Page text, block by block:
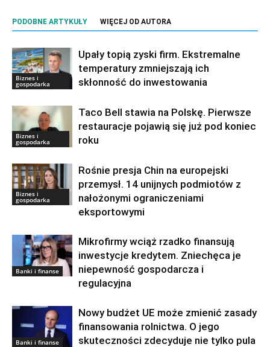
PODOBNE ARTYKUŁY WIĘCEJ OD AUTORA
Biznes i
gospodarka
Upały topią zyski firm. Ekstremalne
temperatury zmniejszają ich
skłonność do inwestowania
Biznes i
gospodarka
Taco Bell stawia na Polskę. Pierwsze
restauracje pojawią się już pod koniec
roku
Biznes i
gospodarka
Rośnie presja Chin na europejski
przemysł. 14 unijnych podmiotów z
nałożonymi ograniczeniami
eksportowymi
Banki i finanse
Mikrofirmy wciąż rzadko finansują
inwestycje kredytem. Zniechęca je
niepewność gospodarcza i
regulacyjna
Banki i finanse
Nowy budżet UE może zmienić zasady
finansowania rolnictwa. O jego
skuteczności zdecyduje nie tylko pula